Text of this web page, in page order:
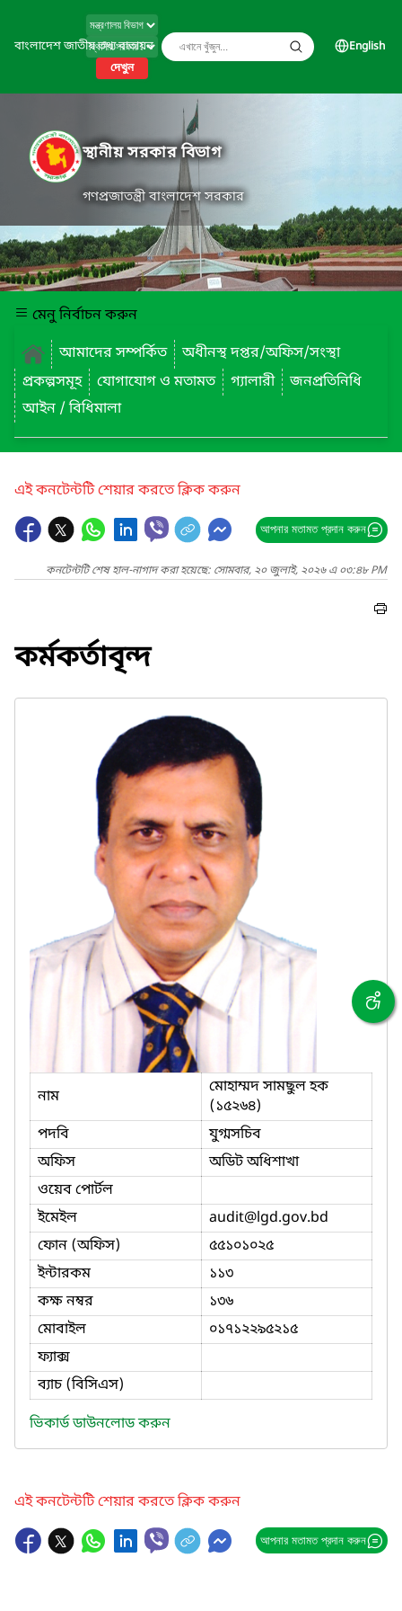
বাংলাদেশ জাতীয় তথ্য বাতায়ন
দেখুন
English
স্থানীয় সরকার বিভাগ
গণপ্রজাতন্ত্রী বাংলাদেশ সরকার
মেনু নির্বাচন করুন
আমাদের সম্পর্কিত
অধীনস্থ দপ্তর/অফিস/সংস্থা
প্রকল্পসমূহ
যোগাযোগ ও মতামত গ্যালারী
জনপ্রতিনিধি
আইন / বিধিমালা
এই কনটেন্টটি শেয়ার করতে ক্লিক করুন
আপনার মতামত প্রদান করুন
কনটেন্টটি শেষ হাল-নাগাদ করা হয়েছে: সোমবার, ২০ জুলাই, ২০২৬ এ ০৩:৪৮ PM
কর্মকর্তাবৃন্দ
নাম
মোহাম্মদ সামছুল হক
(১৫২৬৪)
পদবি
যুগ্মসচিব
অফিস
অডিট অধিশাখা
ওয়েব পোর্টল
ইমেইল
audit@lgd.gov.bd
ফোন (অফিস)
৫৫১০১০২৫
ইন্টারকম
১১৩
কক্ষ নম্বর
১৩৬
মোবাইল
০১৭১২২৯৫২১৫
ফ্যাক্স
ব্যাচ (বিসিএস)
ভিকার্ড ডাউনলোড করুন
এই কনটেন্টটি শেয়ার করতে ক্লিক করুন
আপনার মতামত প্রদান করুন